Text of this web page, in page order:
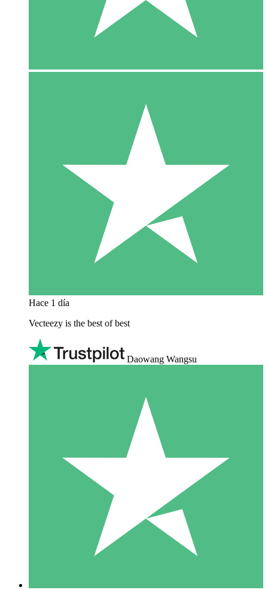
Hace 1 día
Vecteezy is the best of best
Daowang Wangsu